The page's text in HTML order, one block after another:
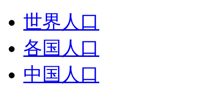
世界人口
各国人口
中国人口